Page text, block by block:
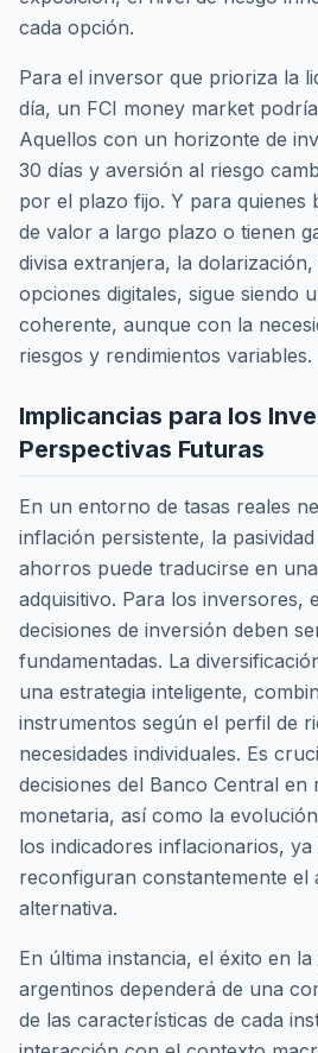
cada opción.
Para el inversor que prioriza la
día, un FCI money market
Aquellos con un horizonte de
30 días y aversión al riesgo
por el plazo fijo. Y para quienes
de valor a largo plazo o tienen
divisa extranjera, la
opciones digitales, sigue siendo
coherente, aunque con la
riesgos y rendimientos variables.
Implicancias para los
Perspectivas Futuras
En un entorno de tasas reales
inflación persistente, la
ahorros puede traducirse en
adquisitivo. Para los inversores,
decisiones de inversión deben
fundamentadas. La
una estrategia inteligente,
instrumentos según el perfil de
necesidades individuales. Es
decisiones del Banco Central en
monetaria, así como la
los indicadores inflacionarios,
reconfiguran constantemente el
alternativa.
En última instancia, el éxito en
argentinos dependerá de una
de las características de cada